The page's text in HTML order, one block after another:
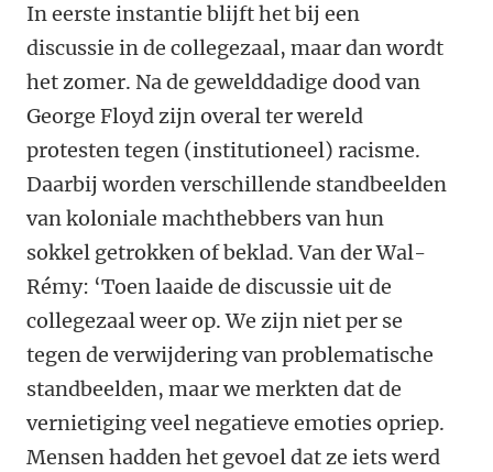
In eerste instantie blijft het bij een
discussie in de collegezaal, maar dan wordt
het zomer. Na de gewelddadige dood van
George Floyd zijn overal ter wereld
protesten tegen (institutioneel) racisme.
Daarbij worden verschillende standbeelden
van koloniale machthebbers van hun
sokkel getrokken of beklad. Van der Wal-
Rémy: ‘Toen laaide de discussie uit de
collegezaal weer op. We zijn niet per se
tegen de verwijdering van problematische
standbeelden, maar we merkten dat de
vernietiging veel negatieve emoties opriep.
Mensen hadden het gevoel dat ze iets werd